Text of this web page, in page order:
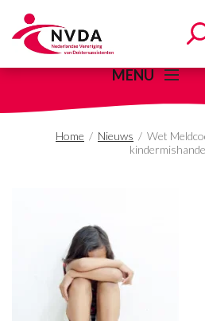
Wet
MENU
Home / Nieuws / Wet